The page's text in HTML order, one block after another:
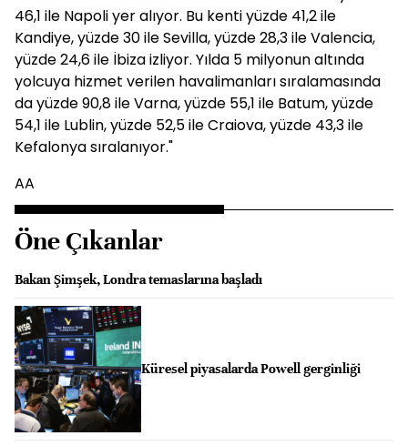
46,1 ile Napoli yer alıyor. Bu kenti yüzde 41,2 ile
Kandiye, yüzde 30 ile Sevilla, yüzde 28,3 ile Valencia,
yüzde 24,6 ile İbiza izliyor. Yılda 5 milyonun altında
yolcuya hizmet verilen havalimanları sıralamasında
da yüzde 90,8 ile Varna, yüzde 55,1 ile Batum, yüzde
54,1 ile Lublin, yüzde 52,5 ile Craiova, yüzde 43,3 ile
Kefalonya sıralanıyor."
AA
Öne Çıkanlar
Bakan Şimşek, Londra temaslarına başladı
Küresel piyasalarda Powell gerginliği